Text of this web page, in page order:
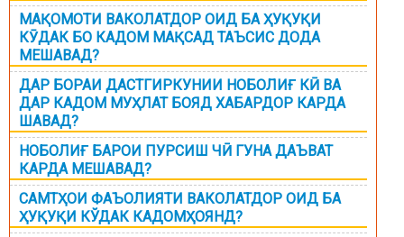
МАҚОМОТИ ВАКОЛАТДОР ОИД БА ҲУҚУҚИ
КӮДАК БО КАДОМ МАҚСАД ТАЪСИС ДОДА
МЕШАВАД?
ДАР БОРАИ ДАСТГИРКУНИИ НОБОЛИҒ КӢ ВА
ДАР КАДОМ МУҲЛАТ БОЯД ХАБАРДОР КАРДА
ШАВАД?
НОБОЛИҒ БАРОИ ПУРСИШ ЧӢ ГУНА ДАЪВАТ
КАРДА МЕШАВАД?
САМТҲОИ ФАЪОЛИЯТИ ВАКОЛАТДОР ОИД БА
ҲУҚУҚИ КЎДАК КАДОМҲОЯНД?